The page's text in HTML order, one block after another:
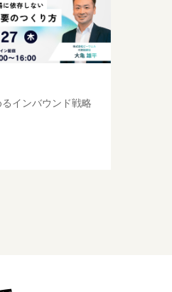
インバウンド戦略